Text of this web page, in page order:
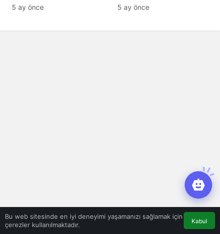
klasik yorumuyla
5 ay önce
Patlama, Sirenler ve
5 ay önce
Bu web sitesinde en iyi deneyimi yaşamanızı sağlamak için
çerezler kullanılmaktadır.
Kabul